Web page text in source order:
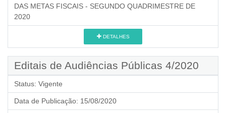
DAS METAS FISCAIS - SEGUNDO QUADRIMESTRE DE
2020
DETALHES
Editais de Audiências Públicas 4/2020
Status: Vigente
Data de Publicação: 15/08/2020